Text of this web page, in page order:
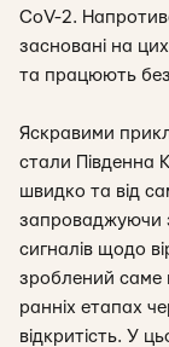
CoV-2.
засновані на
та працюють
Яскравими
стали Південна
швидко та від
запроваджуючи
сигналів щодо
зроблений саме
ранніх етапах
відкритість. У